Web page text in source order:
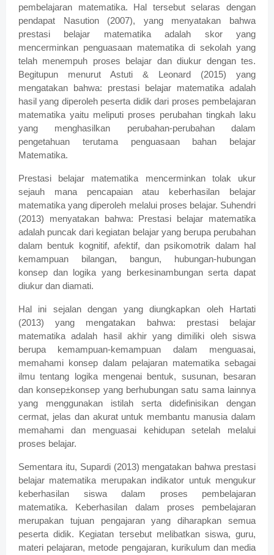
pembelajaran matematika. Hal tersebut selaras dengan
pendapat Nasution (2007), yang menyatakan bahwa
prestasi belajar matematika adalah skor yang
mencerminkan penguasaan matematika di sekolah yang
telah menempuh proses belajar dan diukur dengan tes.
Begitupun menurut Astuti & Leonard (2015) yang
mengatakan bahwa: prestasi belajar matematika adalah
hasil yang diperoleh peserta didik dari proses pembelajaran
matematika yaitu meliputi proses perubahan tingkah laku
yang menghasilkan perubahan-perubahan dalam
pengetahuan terutama penguasaan bahan belajar
Matematika.
Prestasi belajar matematika mencerminkan tolak ukur
sejauh mana pencapaian atau keberhasilan belajar
matematika yang diperoleh melalui proses belajar. Suhendri
(2013) menyatakan bahwa: Prestasi belajar matematika
adalah puncak dari kegiatan belajar yang berupa perubahan
dalam bentuk kognitif, afektif, dan psikomotrik dalam hal
kemampuan bilangan, bangun, hubungan-hubungan
konsep dan logika yang berkesinambungan serta dapat
diukur dan diamati.
Hal ini sejalan dengan yang diungkapkan oleh Hartati
(2013) yang mengatakan bahwa: prestasi belajar
matematika adalah hasil akhir yang dimiliki oleh siswa
berupa kemampuan-kemampuan dalam menguasai,
memahami konsep dalam pelajaran matematika sebagai
ilmu tentang logika mengenai bentuk, susunan, besaran
dan konsep±konsep yang berhubungan satu sama lainnya
yang menggunakan istilah serta didefinisikan dengan
cermat, jelas dan akurat untuk membantu manusia dalam
memahami dan menguasai kehidupan setelah melalui
proses belajar.
Sementara itu, Supardi (2013) mengatakan bahwa prestasi
belajar matematika merupakan indikator untuk mengukur
keberhasilan siswa dalam proses pembelajaran
matematika. Keberhasilan dalam proses pembelajaran
merupakan tujuan pengajaran yang diharapkan semua
peserta didik. Kegiatan tersebut melibatkan siswa, guru,
materi pelajaran, metode pengajaran, kurikulum dan media